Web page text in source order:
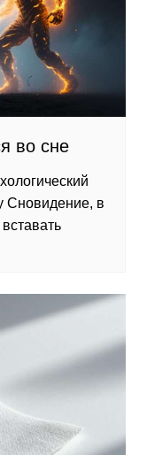
во сне
Сновидение, в